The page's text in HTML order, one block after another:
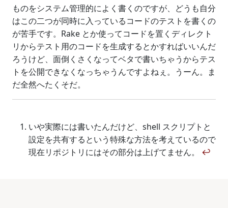
ものをシステム管理的によく書くのですが、どうも自分
はこの二つが同時に入っているコードのテストを書くの
が苦手です。Rake とか使ってコードを置くディレクト
リからテスト用のコードを生成するとかすればいいんだ
ろうけど、面倒くさくなってベタで書いちゃうからテス
トを公開できなくなっちゃうんですよねぇ。うーん。ま
だ全然へたくそだ。
いや実際には書いたんだけど、shell スクリプトと
設定を共有するという特殊な方法を考えているので
現在リポジトリにはその部分は上げてません。 ↩